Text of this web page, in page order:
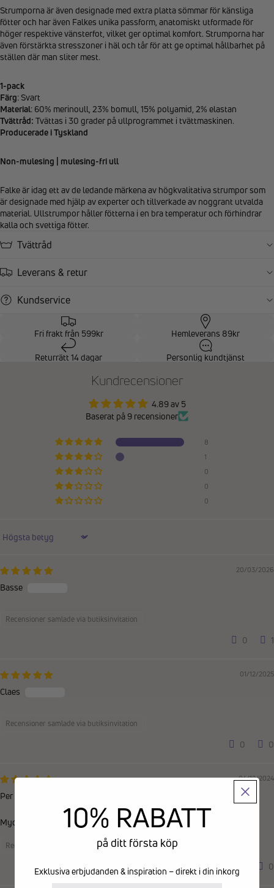
Strumporna är även designade med extra platta sömmar för känsliga
fötter och har även Falkes unika passform, anatomiskt utformade för
höger respektive vänsterfot, vilket ger optimal komfort. Strumporna har
även förstärkta stresszoner i häl och tår för att ge optimal hållbarhet på
ställen där man sliter mest.
1-pack
Färg: Svart
Material: 60% merinoull, 23% bomull, 15% polyamid, 2% elastan
Tvättråd: Tvättas i 30 grader på ullprogrammet i tvättmaskinen.
Producerade i Tyskland
Non-mulesing | mulesing-fri ull
Falke är idag ett av de ledande märkena av högkvalitativa strumpor som
är designade med hjälp av experter och tillverkade av noggrant utvalda
material. Ullstrumpor håller fötterna i en bra temperatur och förhindrar
kalla och svettiga fötter.
Tvättråd
Leverans & retur
Kundservice
Fri frakt från 599kr Hemleverans 89kr
Returrätt 14 dagar Personlig kundtjänst
Kundrecensioner
4.89 av 5
Baserat på 9 recensioner
8
1
0
0
0
Sort by
20/03/2026
Basse
Recensioner samlade via butiksinvitation
0 1
01/12/2025
Claes
Recensioner samlade via butiksinvitation
0 0
04/12/2024
Per
Mycket bra strumpor för vinterhalvåret.
Recensioner samlade från en annan provider
0
10% RABATT
på ditt första köp
Exklusiva erbjudanden & inspiration – direkt i din inkorg